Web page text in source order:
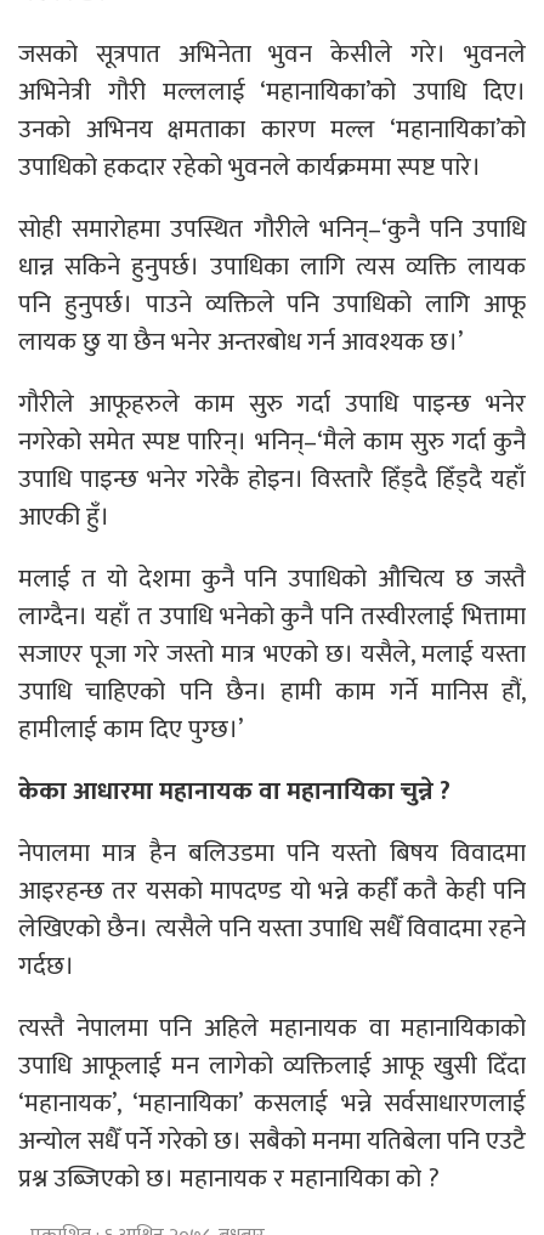
जसको सूत्रपात अभिनेता भुवन केसीले गरे। भुवनले
अभिनेत्री गौरी मल्ललाई ‘महानायिका’को उपाधि दिए।
उनको अभिनय क्षमताका कारण मल्ल ‘महानायिका’को
उपाधिको हकदार रहेको भुवनले कार्यक्रममा स्पष्ट पारे।
सोही समारोहमा उपस्थित गौरीले भनिन्–‘कुनै पनि उपाधि
धान्न सकिने हुनुपर्छ। उपाधिका लागि त्यस व्यक्ति लायक
पनि हुनुपर्छ। पाउने व्यक्तिले पनि उपाधिको लागि आफू
लायक छु या छैन भनेर अन्तरबोध गर्न आवश्यक छ।’
गौरीले आफूहरुले काम सुरु गर्दा उपाधि पाइन्छ भनेर
नगरेको समेत स्पष्ट पारिन्। भनिन्–‘मैले काम सुरु गर्दा कुनै
उपाधि पाइन्छ भनेर गरेकै होइन। विस्तारै हिँड्दै हिँड्दै यहाँ
आएकी हुँ।
मलाई त यो देशमा कुनै पनि उपाधिको औचित्य छ जस्तै
लाग्दैन। यहाँ त उपाधि भनेको कुनै पनि तस्वीरलाई भित्तामा
सजाएर पूजा गरे जस्तो मात्र भएको छ। यसैले, मलाई यस्ता
उपाधि चाहिएको पनि छैन। हामी काम गर्ने मानिस हौं,
हामीलाई काम दिए पुग्छ।’
केका आधारमा महानायक वा महानायिका चुन्ने ?
नेपालमा मात्र हैन बलिउडमा पनि यस्तो बिषय विवादमा
आइरहन्छ तर यसको मापदण्ड यो भन्ने कहीँ कतै केही पनि
लेखिएको छैन। त्यसैले पनि यस्ता उपाधि सधैँ विवादमा रहने
गर्दछ।
त्यस्तै नेपालमा पनि अहिले महानायक वा महानायिकाको
उपाधि आफूलाई मन लागेको व्यक्तिलाई आफू खुसी दिँदा
‘महानायक’, ‘महानायिका’ कसलाई भन्ने सर्वसाधारणलाई
अन्योल सधैँ पर्ने गरेको छ। सबैको मनमा यतिबेला पनि एउटै
प्रश्न उब्जिएको छ। महानायक र महानायिका को ?